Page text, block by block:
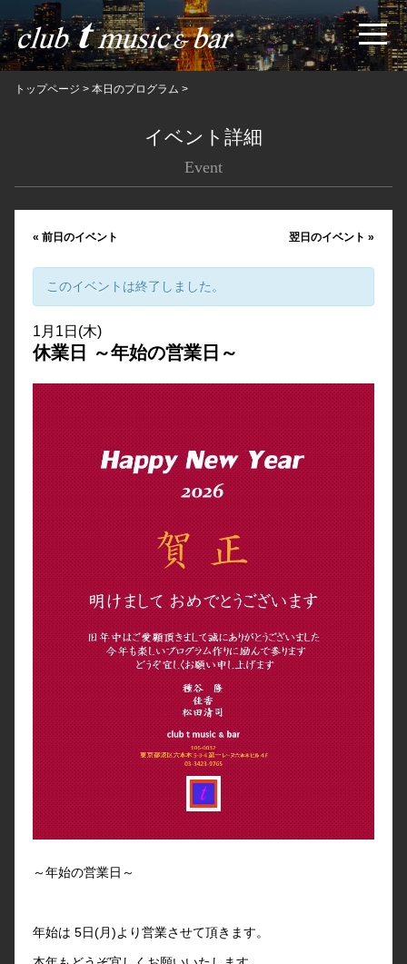
トップページ > 本日のプログラム >
イベント詳細
Event
« 前日のイベント 翌日のイベント»
このイベントは終了しました。
1月1日(木)
休業日 ～年始の営業日～
～年始の営業日～
年始は 5日(月)より営業させて頂きます。